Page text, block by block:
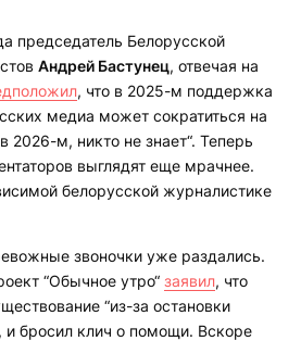
председатель Белорусской
Андрей Бастунец, отвечая на
, что в 2025-м поддержка
медиа может сократиться на
2026-м, никто не знает“. Теперь
выглядят еще мрачнее.
белорусской журналистике
звоночки уже раздались.
“Обычное утро“ заявил, что
“из-за остановки
и бросил клич о помощи. Вскоре